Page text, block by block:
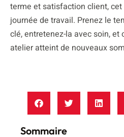
terme et satisfaction client,
journée de travail. Prenez le
clé, entretenez-la avec soin,
atelier atteint de nouveaux
Sommaire